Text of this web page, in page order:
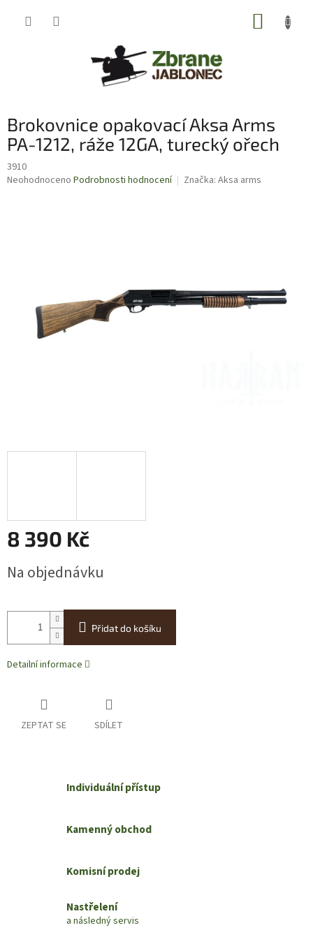
Brokovnice opakovací Aksa Arms
PA-1212, ráže 12GA, turecký ořech
3910
Průměrné
Neohodnoceno Podrobnosti hodnocení Značka: Aksa arms
8 390 Kč
cena:
Na objednávku
Přidat do košíku
Detailní informace
ZEPTAT SE SDÍLET
Individuální přístup
Kamenný obchod
Komisní prodej
Nastřelení
a následný servis